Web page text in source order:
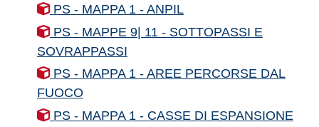
PS - MAPPA 1 - ANPIL
PS - MAPPE 9| 11 - SOTTOPASSI E
SOVRAPPASSI
PS - MAPPA 1 - AREE PERCORSE DAL
FUOCO
PS - MAPPA 1 - CASSE DI ESPANSIONE